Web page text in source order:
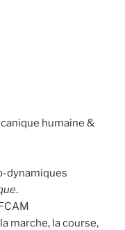
humaine &
dynamiques
.
marche, la course,